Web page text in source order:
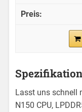
Lasst uns schnell
N150 CPU,